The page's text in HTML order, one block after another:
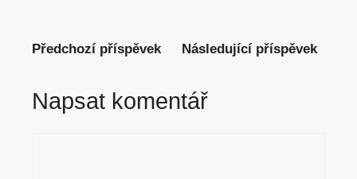
Předchozí příspěvek Následující příspěvek
Napsat komentář